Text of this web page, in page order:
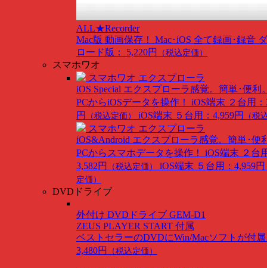
ALL★Recorder
Mac版 動画保存！ Mac･iOS 全て録画･録音
ロード版： 5,220円
（税込定価）
スマホワオ
スマホワオ エクスプローラ
iOS Special エクスプローラ感覚。簡単･便利
PCからiOSデータを操作！ iOS端末 ２台用：
円
（税込定価） iOS端末 ５台用：4,959円 （税
スマホワオ エクスプローラ
iOS&Android エクスプローラ感覚。簡単･便
PCからスマホデータを操作！ iOS端末 ２台
3,582円
（税込定価） iOS端末 ５台用：4,959円
定価）
DVDドライブ
外付け DVDドライブ GEM-D1
ZEUS PLAYER START 付属
ベストセラーのDVDにWin/Macソフトが付
3,480円
（税込定価）